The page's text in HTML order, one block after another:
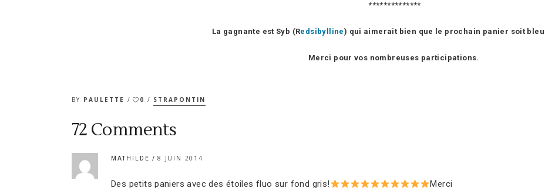
**************
La gagnante est Syb (Redsibylline) qui aimerait bien que le prochain panier soit
Merci pour vos nombreuses participations.
BY PAULETTE 0 STRAPONTIN
72 Comments
MATHILDE 8 JUIN 2014
Des petits paniers avec des étoiles fluo sur fond gris! Merci